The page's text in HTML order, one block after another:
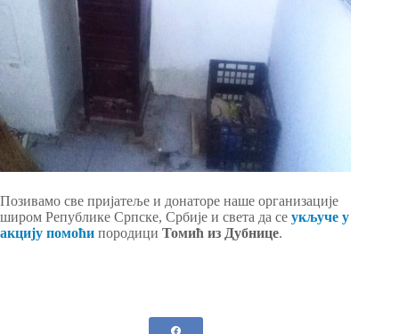
Позивамо све пријатеље и донаторе наше организације
широм Републике Српске, Србије и света да се укључе у
акцију помоћи породици Томић из Дубнице.